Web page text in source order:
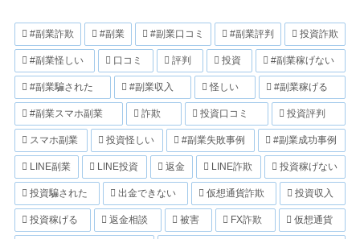
#副業詐欺 #副業 #副業口コミ #副業評判 投資詐欺
#副業怪しい 口コミ 評判 投資 #副業稼げない
#副業騙された #副業収入 怪しい #副業稼げる
#副業スマホ副業 詐欺 投資口コミ 投資評判
スマホ副業 投資怪しい #副業失敗事例 #副業成功事例
LINE副業 LINE投資 返金 LINE詐欺 投資稼げない
投資騙された 出金できない 仮想通貨詐欺 投資収入
投資稼げる 返金相談 被害 FX詐欺 仮想通貨